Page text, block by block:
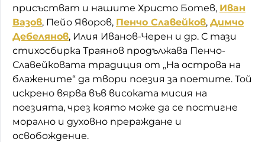
присъстват и нашите Христо Ботев, Иван
Вазов, Пейо Яворов, Пенчо Славейков, Димчо
Дебелянов, Илия Иванов-Черен и др. С тази
стихосбирка Траянов продължава Пенчо-
Славейковата традиция от „На острова на
блажените“ да твори поезия за поетите. Той
искрено вярва във високата мисия на
поезията, чрез която може да се постигне
морално и духовно прераждане и
освобождение.